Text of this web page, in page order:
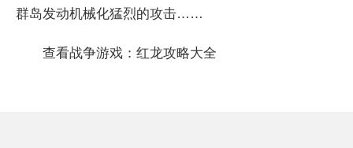
群岛发动机械化猛烈的攻击……
查看战争游戏：红龙攻略大全